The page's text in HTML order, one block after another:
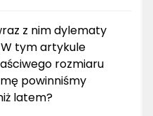
z nim dylematy
tym artykule
rozmiaru
powinniśmy
latem?